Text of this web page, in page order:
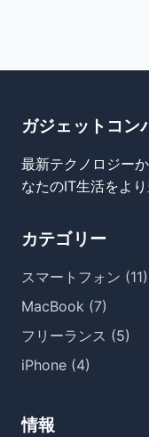
ガジェットコン
最新テクノロジー
なたのIT生活をよ
カテゴリー
スマートフォン (11)
MacBook (7)
フリーランス (5)
iPhone (4)
情報